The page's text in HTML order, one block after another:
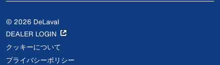
© 2026 DeLaval
DEALER LOGIN
クッキーについて
プライバシーポリシー